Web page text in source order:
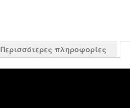
Περισσότερες πληροφορίες